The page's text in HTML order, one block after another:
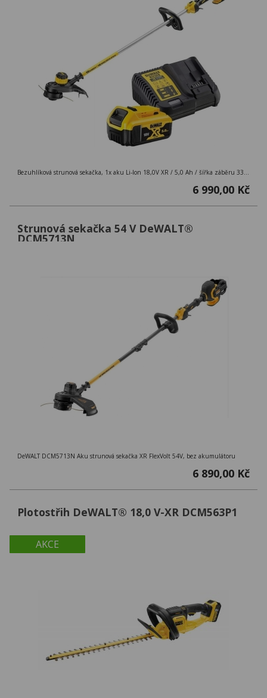
Bezuhlíková strunová sekačka, 1x aku Li-Ion 18,0V XR / 5,0 Ah / šířka záběru 33 cm / průměr struny 2 mm / otáčky struny 0 - 4600/6000 ot./min / hmotnost 4,1 kg
6 990,00 Kč
Strunová sekačka 54 V DeWALT®
DCM5713N
DeWALT DCM5713N Aku strunová sekačka XR FlexVolt 54V, bez akumulátoru
6 890,00 Kč
AKCE
Plotostřih DeWALT® 18,0 V-XR DCM563P1